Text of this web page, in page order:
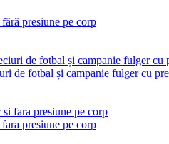
presiune pe corp
de fotbal și campanie fulger cu
presiune pe corp